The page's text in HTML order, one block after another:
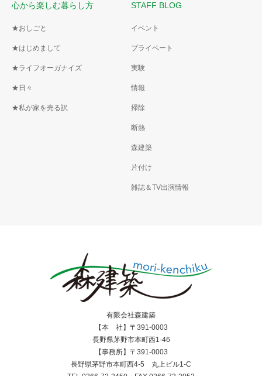
心から楽しむ暮らし方
★おしごと
★はじめまして
★ライフオーガナイズ
★日々
★私が家を売る訳
STAFF BLOG
イベント
プライベート
実験
情報
掃除
断熱
森建築
片付け
雑誌＆TV出演情報
有限会社森建築
【本 社】〒391-0003
長野県茅野市本町西1-46
【事務所】〒391-0003
長野県茅野市本町西4-5 丸上ビル1-C